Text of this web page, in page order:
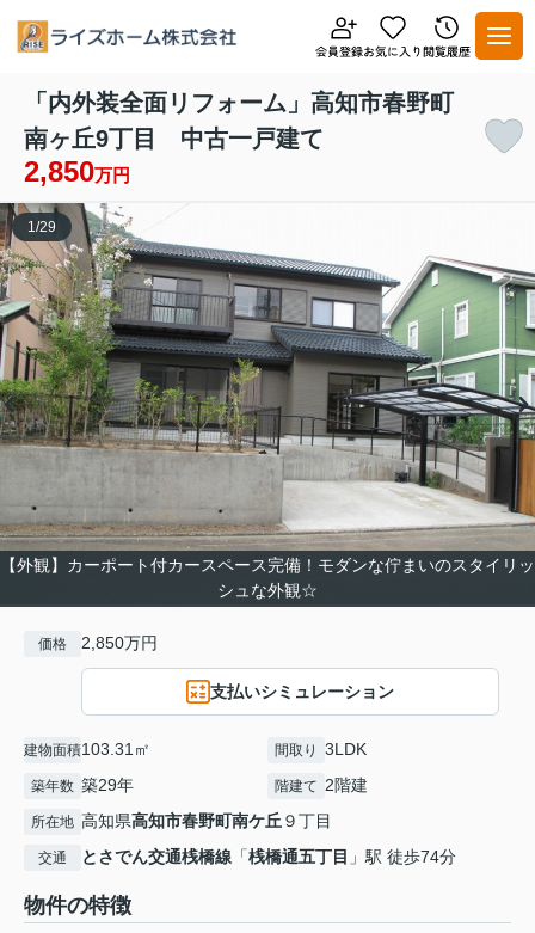
「内外装全面リフォーム」高知市春野町
南ヶ丘9丁目 中古一戸建て
2,850万円
【外観】カーポート付カースペース完備！モダンな佇まいのスタイリッ
シュな外観☆
1/29
価格 2,850万円
支払いシミュレーション
建物面積103.31㎡ 間取り 3LDK
築年数 築29年 階建て 2階建
所在地 高知県高知市春野町南ケ丘９丁目
交通 とさでん交通桟橋線 「桟橋通五丁目 」駅 徒歩74分
物件の特徴